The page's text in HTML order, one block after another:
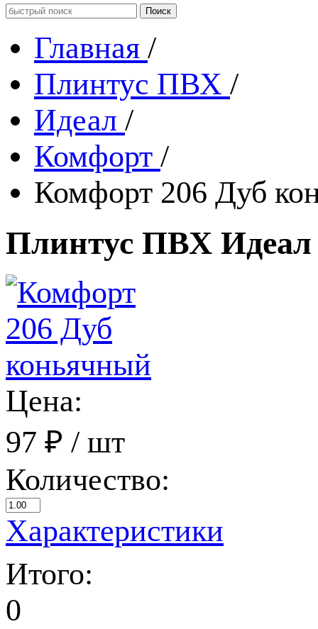
Главная /
Плинтус ПВХ /
Идеал /
Комфорт /
Комфорт 206 Дуб
Плинтус ПВХ
Цена:
97 ₽ / шт
Количество:
Характеристики
Итого:
0